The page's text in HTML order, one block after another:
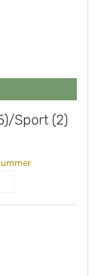
Sport (2)